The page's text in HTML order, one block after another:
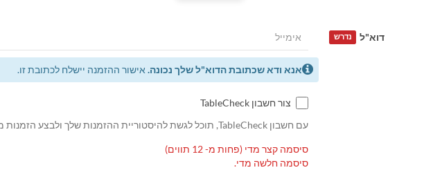
דוא"ל נדרש
אנא ודא שכתובת הדוא"ל שלך נכונה.אישור ההזמנה יישלח לכתובת זו.
צור חשבון TableCheck
עם חשבון TableCheck, תוכל לגשת להיסטוריית ההזמנות שלך ולבצע הזמנות מחוזרות.
סיסמה קצר מדי (פחות מ- 12 תווים)
סיסמה חלשה מדי.